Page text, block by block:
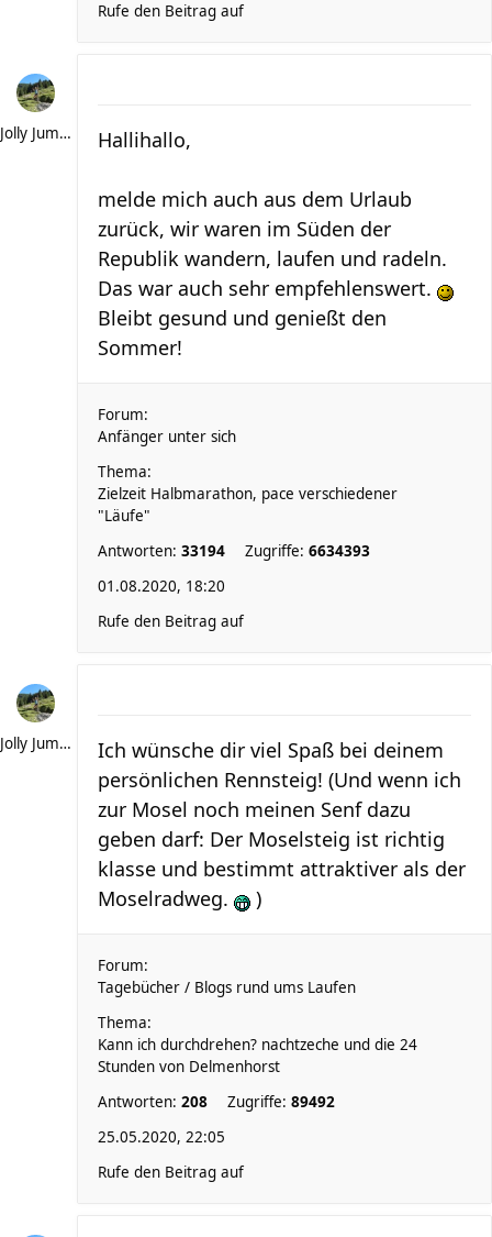
Rufe den Beitrag auf
Jolly Jumper Hallihallo,
melde mich auch aus dem Urlaub
zurück, wir waren im Süden der
Republik wandern, laufen und radeln.
Das war auch sehr empfehlenswert.
Bleibt gesund und genießt den
Sommer!
Forum:
Anfänger unter sich
Thema:
Zielzeit Halbmarathon, pace verschiedener
"Läufe"
Antworten: 33194 Zugriffe: 6634393
01.08.2020, 18:20
Rufe den Beitrag auf
Jolly Jumper
Ich wünsche dir viel Spaß bei deinem
persönlichen Rennsteig! (Und wenn ich
zur Mosel noch meinen Senf dazu
geben darf: Der Moselsteig ist richtig
klasse und bestimmt attraktiver als der
Moselradweg.
)
Forum:
Tagebücher / Blogs rund ums Laufen
Thema:
Kann ich durchdrehen? nachtzeche und die 24
Stunden von Delmenhorst
Antworten: 208 Zugriffe: 89492
25.05.2020, 22:05
Rufe den Beitrag auf